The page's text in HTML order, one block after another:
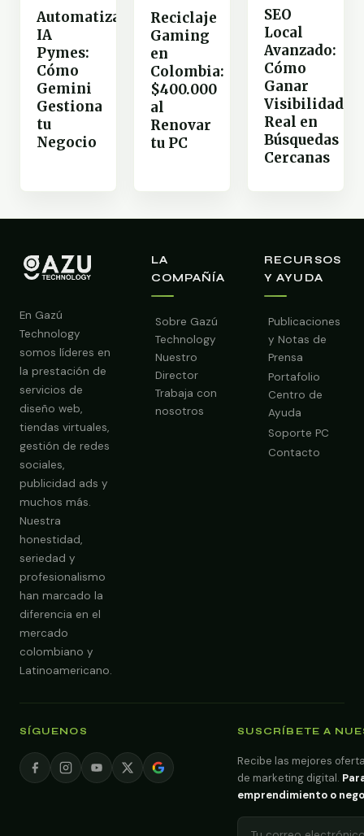
Automatización
IA
Pymes:
Cómo
Gemini
Gestiona
tu
Negocio
Reciclaje
Gaming
en
Colombia:
$400.000
al
Renovar
tu PC
SEO
Local
Avanzado:
Cómo
Ganar
Visibilidad
Real en
Búsquedas
Cercanas
En Gazú
Technology
somos líderes en
la prestación de
servicios de
diseño web,
tiendas virtuales,
gestión de redes
sociales,
publicidad ads y
muchos más.
Nuestra
honestidad,
seriedad y
profesionalismo
han marcado la
diferencia en el
mercado
colombiano y
Latinoamericano.
LA
COMPAÑÍA
Sobre Gazú
Technology
Nuestro
Director
Trabaja con
nosotros
RECURSOS
Y AYUDA
Publicaciones
y Notas de
Prensa
Portafolio
Centro de
Ayuda
Soporte PC
Contacto
SÍGUENOS SUSCRÍBETE A
Recibe las mejores
de marketing digital.
emprendimiento o